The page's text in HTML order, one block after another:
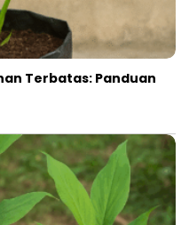
Terbatas: Panduan